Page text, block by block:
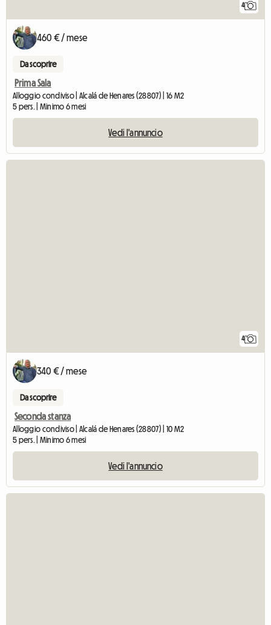
4
460 € / mese
Da scoprire
Prima Sala
Alloggio condiviso | Alcalá de Henares (28807) | 16 M2
5 pers. | Minimo 6 mesi
Vedi l'annuncio
4
340 € / mese
Da scoprire
Seconda stanza
Alloggio condiviso | Alcalá de Henares (28807) | 10 M2
5 pers. | Minimo 6 mesi
Vedi l'annuncio